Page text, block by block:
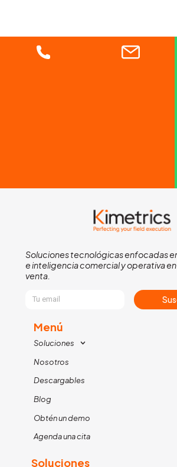
Soluciones tecnológicas enfocadas
e inteligencia comercial y operativa
venta.
Menú
Soluciones
Nosotros
Descargables
Blog
Obtén un demo
Agenda una cita
Soluciones